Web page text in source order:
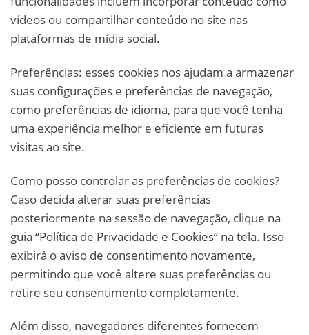
vídeos ou compartilhar conteúdo no site nas
plataformas de mídia social.
Preferências: esses cookies nos ajudam a armazenar
suas configurações e preferências de navegação,
como preferências de idioma, para que você tenha
uma experiência melhor e eficiente em futuras
visitas ao site.
Como posso controlar as preferências de cookies?
Caso decida alterar suas preferências
posteriormente na sessão de navegação, clique na
guia “Política de Privacidade e Cookies” na tela. Isso
exibirá o aviso de consentimento novamente,
permitindo que você altere suas preferências ou
retire seu consentimento completamente.
Além disso, navegadores diferentes fornecem